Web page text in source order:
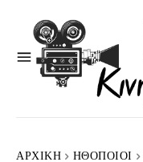
ΑΡΧΙΚΉ HΘΟΠΟΙΟΊ